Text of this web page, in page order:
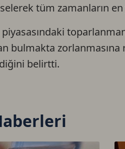
tüm zamanların
bulmakta
belirtti.